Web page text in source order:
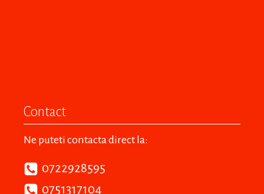
Contact
Ne puteti contacta direct la:
0722928595
0751317104